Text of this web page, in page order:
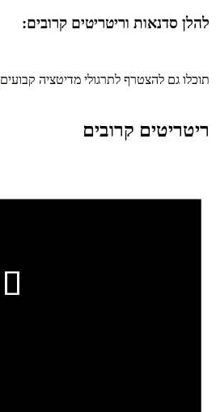
להלן סדנאות וריטריטים קרובים:
תוכלו גם להצטרף לתרגולי מדיטציה קבועים
ריטריטים קרובים